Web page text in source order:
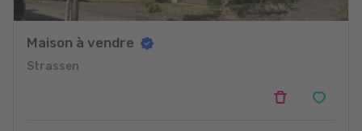
Maison à vendre
Strassen